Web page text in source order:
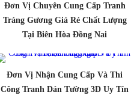
Đơn Vị Chuyên Cung Cấp Tranh
Tráng Gương Giá Rẻ Chất Lượng
Tại Biên Hòa Đồng Nai
Đơn Vị Nhận Cung Cấp Và Thi
Công Tranh Dán Tường 3D Uy Tín